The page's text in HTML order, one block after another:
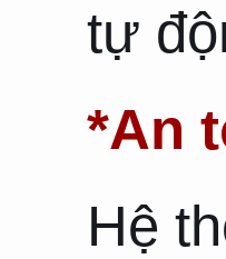
tự
*An
Hệ